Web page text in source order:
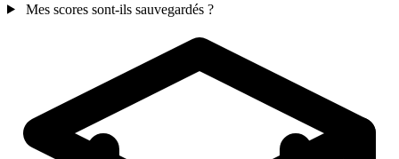
Mes scores sont-ils sauvegardés ?